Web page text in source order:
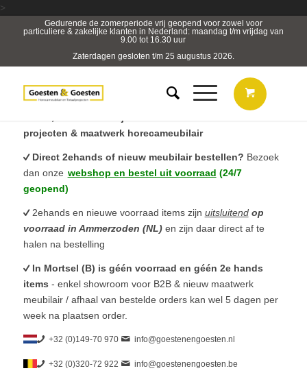
>
Gedurende de zomerperiode vrij geopend voor zowel voor
particuliere & zakelijke klanten in Nederland: maandag t/m vrijdag van
9.00 tot 16.30 uur
Zaterdagen gesloten t/m 25 augustus 2026.
projecten & maatwerk horecameubilair
Direct 2ehands of nieuw meubilair bestellen? Bezoek
dan onze webshop en bestel uit voorraad (24/7
geopend)
2ehands en nieuwe voorraad items zijn uitsluitend op
voorraad in Ammerzoden (NL)en zijn daar direct af te
halen na bestelling
In Mortsel (B) is géén voorraad en géén 2e hands
items - enkel showroom voor B2B & nieuw maatwerk
meubilair / afhaal van bestelde orders kan wel 5 dagen per
week na plaatsen order.
+32 (0)149-70 970 info@goestenengoesten.nl
+32 (0)320-72 922 info@goestenengoesten.be